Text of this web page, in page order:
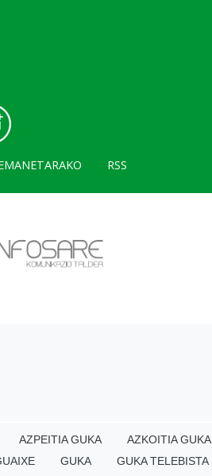
RSS
AZPEITIA GUKA AZKOITIA GUKA
GUKA GUKA TELEBISTA